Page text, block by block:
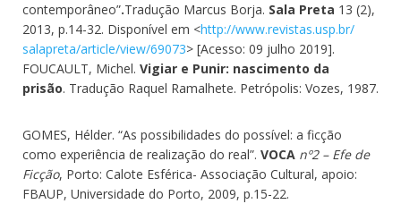
contemporâneo”.Tradução Marcus Borja. Sala Preta 13 (2),
2013, p.14-32. Disponível em <http://www.revistas.usp.br/
salapreta/article/view/69073> [Acesso: 09 julho 2019].
FOUCAULT, Michel. Vigiar e Punir: nascimento da
prisão. Tradução Raquel Ramalhete. Petrópolis: Vozes, 1987.
GOMES, Hélder. “As possibilidades do possível: a ficção
como experiência de realização do real”. VOCA nº2 – Efe de
Ficção, Porto: Calote Esférica- Associação Cultural, apoio:
FBAUP, Universidade do Porto, 2009, p.15-22.